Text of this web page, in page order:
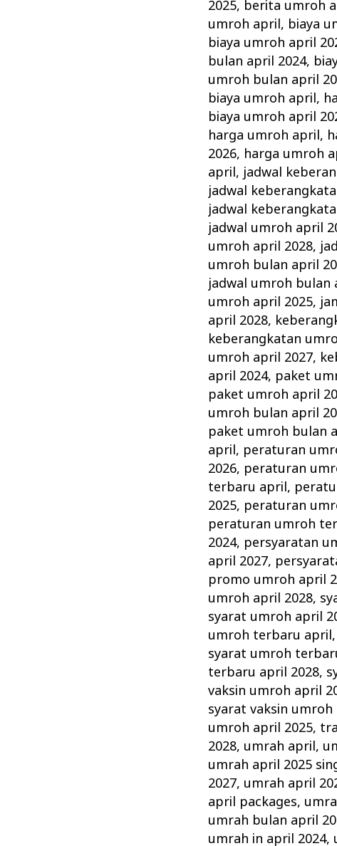
2025, berita umroh
umroh april, biaya
biaya umroh april
bulan april 2024,
umroh bulan april
biaya umroh april,
biaya umroh april
harga umroh april,
2026, harga umroh
april, jadwal
jadwal
jadwal
jadwal umroh april
umroh april 2028,
umroh bulan april
jadwal umroh bulan
umroh april 2025,
april 2028,
keberangkatan
umroh april 2027,
april 2024, paket
paket umroh april
umroh bulan april
paket umroh bulan
april, peraturan
2026, peraturan
terbaru april,
2025, peraturan
peraturan umroh
2024, persyaratan
april 2027,
promo umroh april
umroh april 2028,
syarat umroh april
umroh terbaru april,
syarat umroh
terbaru april 2028,
vaksin umroh april
syarat vaksin umroh
umroh april 2025,
2028, umrah april,
umrah april 2025
2027, umrah april
april packages,
umrah bulan april
umrah in april 2024,